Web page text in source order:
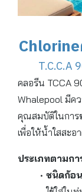
T.C.C.A
คลอรีน TCCA
Whalepool มีค
คุณสมบัติในการฆ่
เพื่อให้น้ำใสสะอ
ประเภทตามกา
ชนิดก้อ